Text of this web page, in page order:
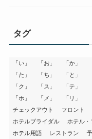
タグ
「い」 「お」 「か」
「た」
「ち」 「と」
「ク」
「ス」 「テ」
「ホ」
「メ」 「リ」
チェックアウト
フロント
ホテルブライダル
ホテル・
ホテル用語
レストラン